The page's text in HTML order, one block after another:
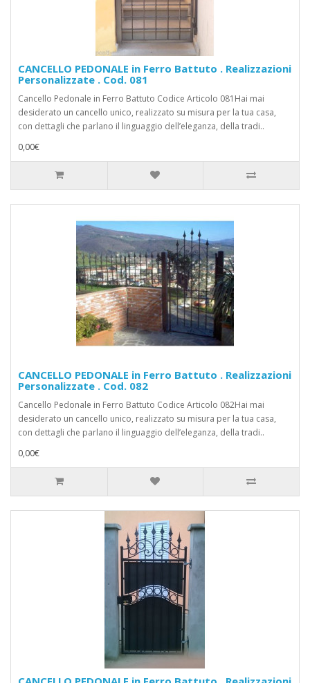
CANCELLO PEDONALE in Ferro Battuto . Realizzazioni
Personalizzate . Cod. 081
Cancello Pedonale in Ferro Battuto Codice Articolo 081Hai mai
desiderato un cancello unico, realizzato su misura per la tua casa,
con dettagli che parlano il linguaggio dell’eleganza, della tradi..
0,00€
CANCELLO PEDONALE in Ferro Battuto . Realizzazioni
Personalizzate . Cod. 082
Cancello Pedonale in Ferro Battuto Codice Articolo 082Hai mai
desiderato un cancello unico, realizzato su misura per la tua casa,
con dettagli che parlano il linguaggio dell’eleganza, della tradi..
0,00€